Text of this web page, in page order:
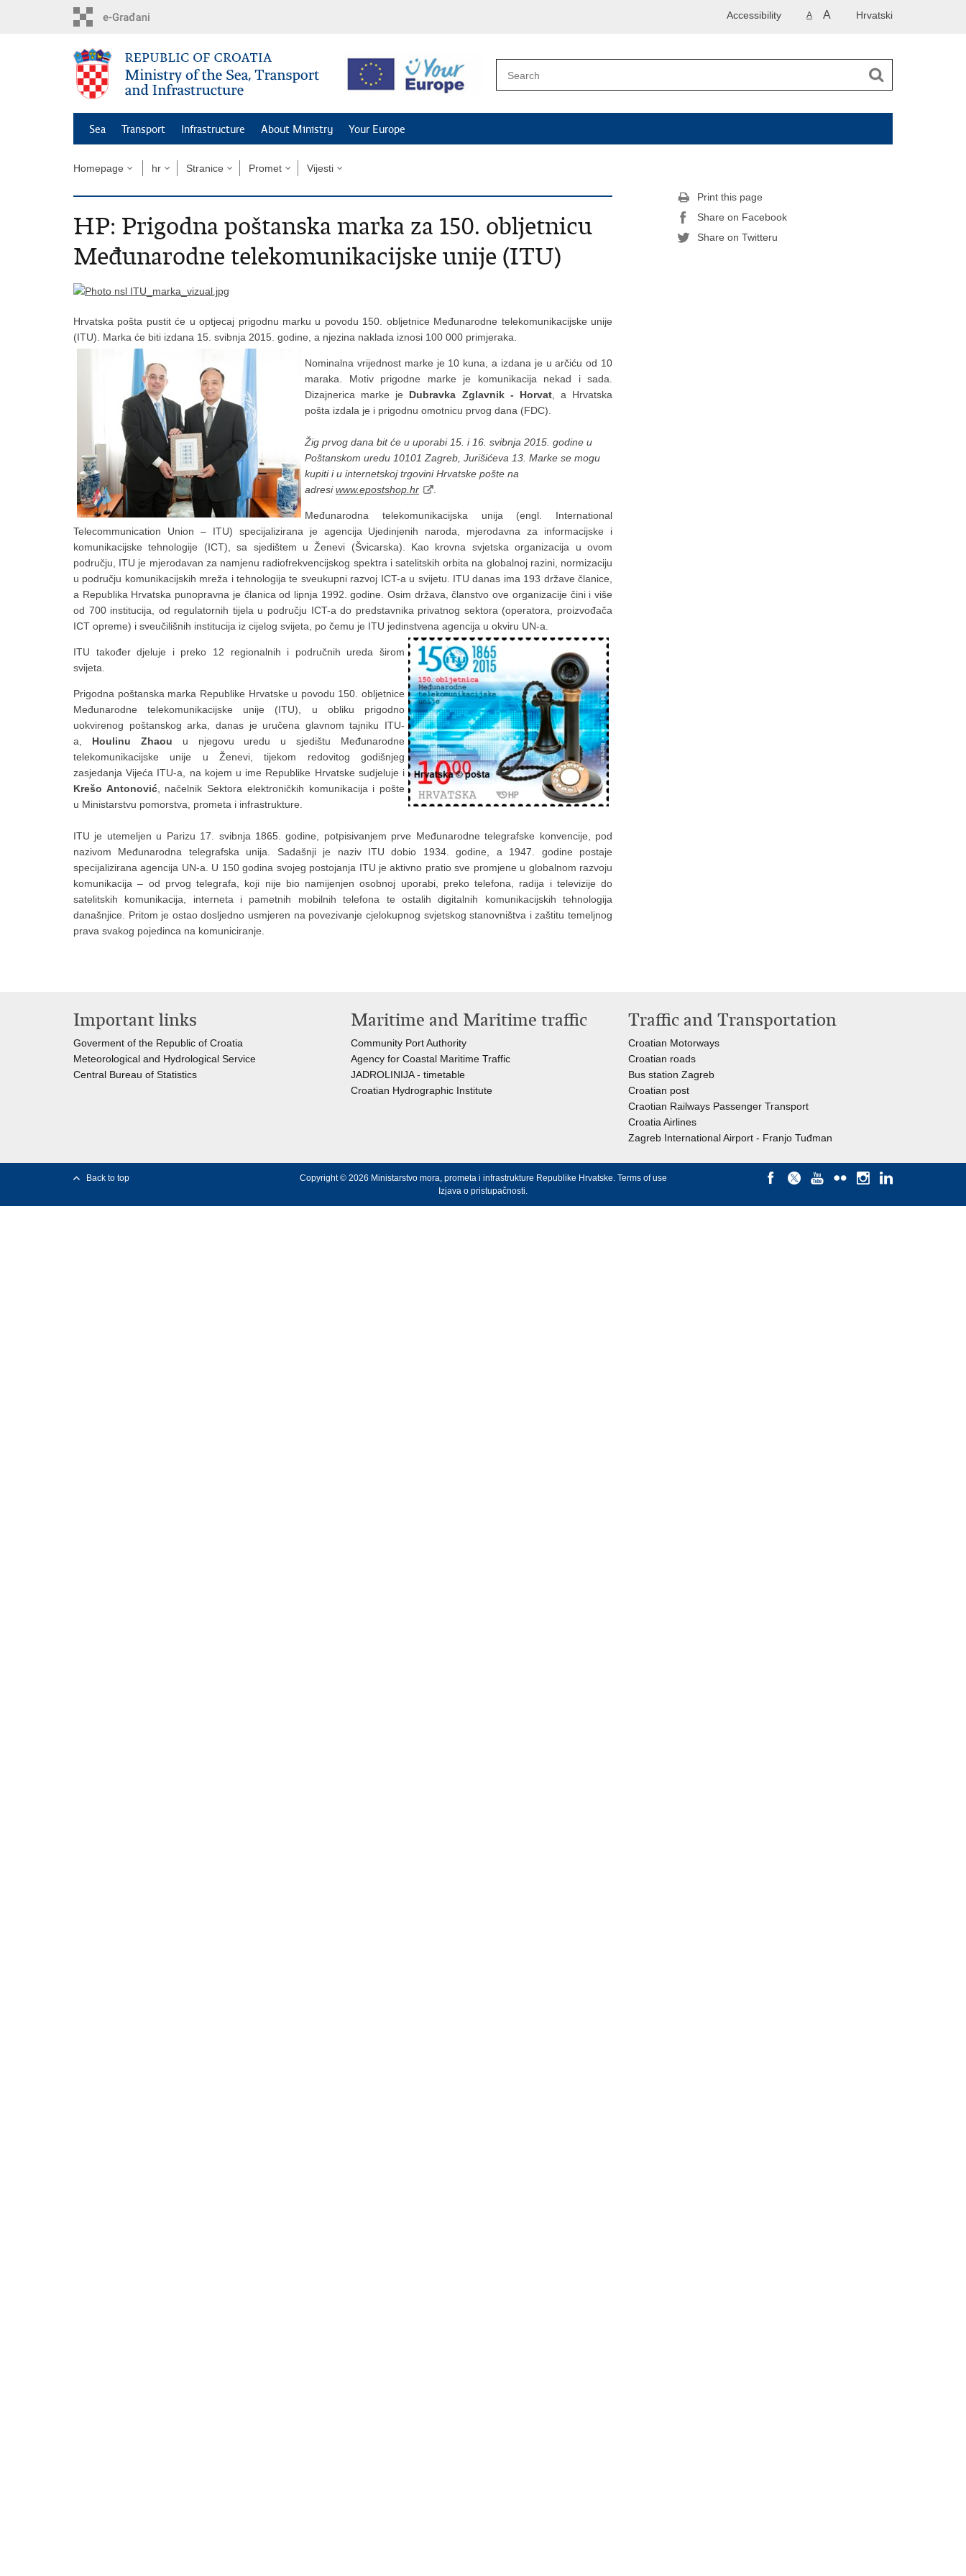
Hrvatski
A A
Accessibility
Sea Transport Infrastructure About Ministry Your Europe
Homepage hr Stranice Promet Vijesti
HP: Prigodna poštanska marka za 150. obljetnicu
Međunarodne telekomunikacijske unije (ITU)
Hrvatska pošta pustit će u optjecaj prigodnu marku u povodu 150. obljetnice Međunarodne telekomunikacijske unije
(ITU). Marka će biti izdana 15. svibnja 2015. godine, a njezina naklada iznosi 100 000 primjeraka.
Nominalna vrijednost marke je 10 kuna, a izdana je u arčiću od 10
maraka. Motiv prigodne marke je komunikacija nekad i sada.
Dizajnerica marke je Dubravka Zglavnik - Horvat, a Hrvatska
pošta izdala je i prigodnu omotnicu prvog dana (FDC).
Žig prvog dana bit će u uporabi 15. i 16. svibnja 2015. godine u
Poštanskom uredu 10101 Zagreb, Jurišićeva 13. Marke se mogu
kupiti i u internetskoj trgovini Hrvatske pošte na
adresiwww.epostshop.hr .
Međunarodna telekomunikacijska unija (engl. International
Telecommunication Union – ITU) specijalizirana je agencija Ujedinjenih naroda, mjerodavna za informacijske i
komunikacijske tehnologije (ICT), sa sjedištem u Ženevi (Švicarska). Kao krovna svjetska organizacija u ovom
području, ITU je mjerodavan za namjenu radiofrekvencijskog spektra i satelitskih orbita na globalnoj razini, normizaciju
u području komunikacijskih mreža i tehnologija te sveukupni razvoj ICT-a u svijetu. ITU danas ima 193 države članice,
a Republika Hrvatska punopravna je članica od lipnja 1992. godine. Osim država, članstvo ove organizacije čini i više
od 700 institucija, od regulatornih tijela u području ICT-a do predstavnika privatnog sektora (operatora, proizvođača
ICT opreme) i sveučilišnih institucija iz cijelog svijeta, po čemu je ITU jedinstvena agencija u okviru UN-a.
ITU također djeluje i preko 12 regionalnih i područnih ureda širom
svijeta.
Prigodna poštanska marka Republike Hrvatske u povodu 150. obljetnice
Međunarodne telekomunikacijske unije (ITU), u obliku prigodno
uokvirenog poštanskog arka, danas je uručena glavnom tajniku ITU-
a, Houlinu Zhaou u njegovu uredu u sjedištu Međunarodne
telekomunikacijske unije u Ženevi, tijekom redovitog godišnjeg
zasjedanja Vijeća ITU-a, na kojem u ime Republike Hrvatske sudjeluje i
Krešo Antonović, načelnik Sektora elektroničkih komunikacija i pošte
u Ministarstvu pomorstva, prometa i infrastrukture.
ITU je utemeljen u Parizu 17. svibnja 1865. godine, potpisivanjem prve Međunarodne telegrafske konvencije, pod
nazivom Međunarodna telegrafska unija. Sadašnji je naziv ITU dobio 1934. godine, a 1947. godine postaje
specijalizirana agencija UN-a. U 150 godina svojeg postojanja ITU je aktivno pratio sve promjene u globalnom razvoju
komunikacija – od prvog telegrafa, koji nije bio namijenjen osobnoj uporabi, preko telefona, radija i televizije do
satelitskih komunikacija, interneta i pametnih mobilnih telefona te ostalih digitalnih komunikacijskih tehnologija
današnjice. Pritom je ostao dosljedno usmjeren na povezivanje cjelokupnog svjetskog stanovništva i zaštitu temeljnog
prava svakog pojedinca na komuniciranje.
Print this page
Share on Facebook
Share on Twitteru
Important links
Goverment of the Republic of Croatia
Meteorological and Hydrological Service
Central Bureau of Statistics
Maritime and Maritime traffic
Community Port Authority
Agency for Coastal Maritime Traffic
JADROLINIJA - timetable
Croatian Hydrographic Institute
Traffic and Transportation
Croatian Motorways
Croatian roads
Bus station Zagreb
Croatian post
Craotian Railways Passenger Transport
Croatia Airlines
Zagreb International Airport - Franjo Tuđman
Back to top Copyright © 2026 Ministarstvo mora, prometa i infrastrukture Republike Hrvatske. Terms of use
Izjava o pristupačnosti.